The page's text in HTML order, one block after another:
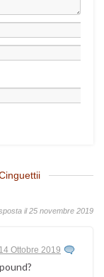
il 25 novembre 2019
14 Ottobre 2019